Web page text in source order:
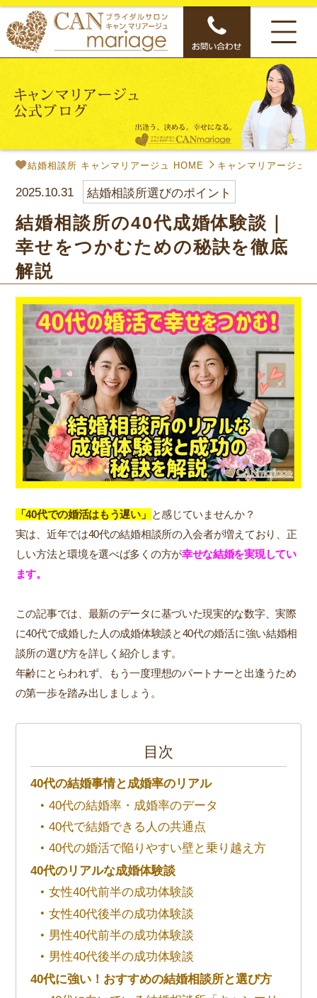
結婚相談所 キャンマリアージュ HOME キャンマリアージュ
2025.10.31 結婚相談所選びのポイント
結婚相談所の40代成婚体験談｜
幸せをつかむための秘訣を徹底
解説
「40代での婚活はもう遅い」 と感じていませんか？
実は、近年では40代の結婚相談所の入会者が増えており、正
しい方法と環境を選べば多くの方が幸せな結婚を実現してい
ます。
この記事では、最新のデータに基づいた現実的な数字、実際
に40代で成婚した人の成婚体験談と40代の婚活に強い結婚相
談所の選び方を詳しく紹介します。
年齢にとらわれず、もう一度理想のパートナーと出逢うため
の第一歩を踏み出しましょう。
目次
40代の結婚事情と成婚率のリアル
40代の結婚率・成婚率のデータ
40代で結婚できる人の共通点
40代の婚活で陥りやすい壁と乗り越え方
40代のリアルな成婚体験談
女性40代前半の成功体験談
女性40代後半の成功体験談
男性40代前半の成功体験談
男性40代後半の成功体験談
40代に強い！おすすめの結婚相談所と選び方